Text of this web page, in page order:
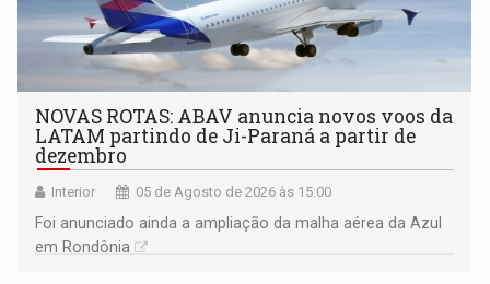
NOVAS ROTAS: ABAV anuncia novos voos da
LATAM partindo de Ji-Paraná a partir de
dezembro
Interior 05 de Agosto de 2026 às 15:00
Foi anunciado ainda a ampliação da malha aérea da Azul
em Rondônia